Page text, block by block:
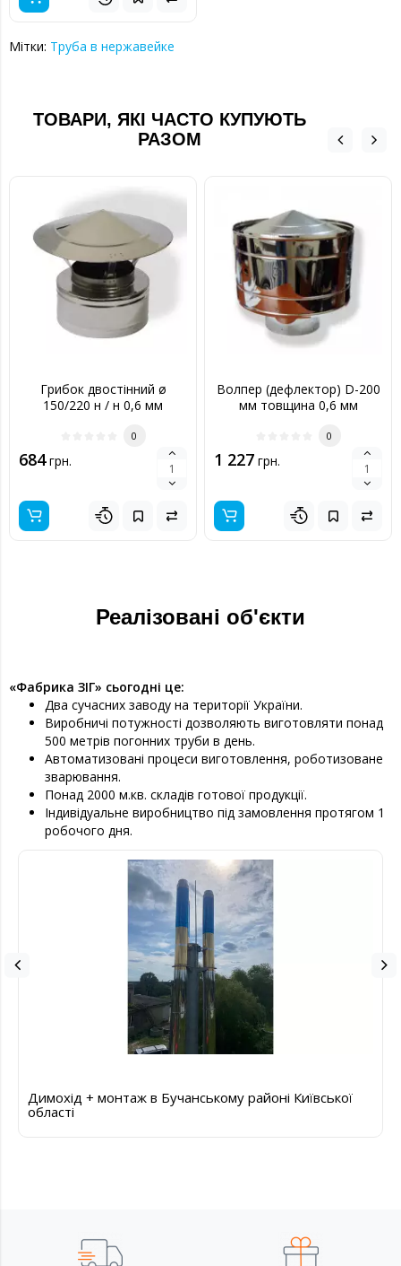
Мітки: Труба в нержавейке
ТОВАРИ, ЯКІ ЧАСТО КУПУЮТЬ
РАЗОМ
Грибок двостінний ø
150/220 н / н 0,6 мм
0
684грн.
Волпер (дефлектор) D-200
мм товщина 0,6 мм
0
1 227 грн.
Реалізовані об'єкти
«Фабрика ЗІГ» сьогодні це:
Два сучасних заводу на території України.
Виробничі потужності дозволяють виготовляти понад
500 метрів погонних труби в день.
Автоматизовані процеси виготовлення, роботизоване
зварювання.
Понад 2000 м.кв. складів готової продукції.
Індивідуальне виробництво під замовлення протягом 1
робочого дня.
Димохід + монтаж в Бучанському районі Київської
області